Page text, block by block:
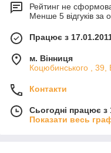
Рейтинг не
Менше 5 відгуків за
Працює з
м. Вінниця
Коцюбинського , 39,
Контакти
Сьогодні працює з
Показати весь